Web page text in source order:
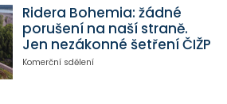
Ridera Bohemia: žádné
porušení na naší straně.
Jen nezákonné šetření ČIŽP
Komerční sdělení